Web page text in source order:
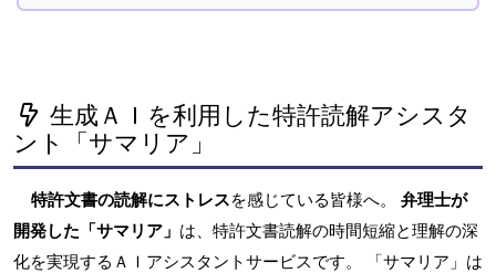
生成ＡＩを利用した特許読解アシスタ
ント「サマリア」
特許文書の読解にストレスを感じている皆様へ。 弁理士が
開発した「サマリア」 は、特許文書読解の時間短縮と理解の深
化を実現するＡＩアシスタントサービスです。 「サマリア」は